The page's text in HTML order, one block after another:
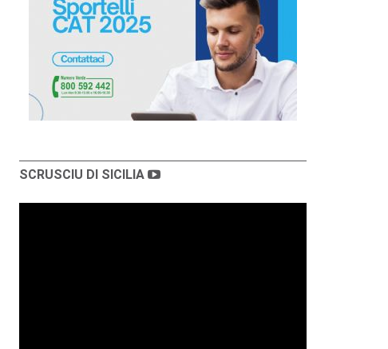
SCRUSCIU DI SICILIA